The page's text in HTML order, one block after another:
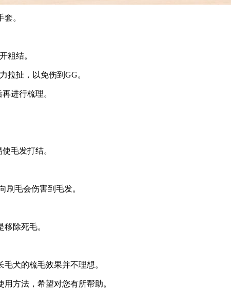
。
粗结。
拉扯，以免伤到GG。
进行梳理。
毛发打结。
刷毛会伤害到毛发。
除死毛。
犬的梳毛效果并不理想。
方法，希望对您有所帮助。